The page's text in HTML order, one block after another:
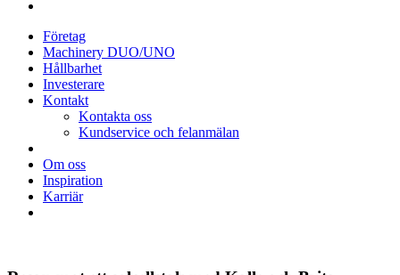
Företag
Machinery DUO/UNO
Hållbarhet
Investerare
Kontakt
Kontakta oss
Kundservice och felanmälan
Om oss
Inspiration
Karriär